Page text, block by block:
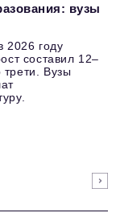
вузы
2026 году
составил 12–
Вузы